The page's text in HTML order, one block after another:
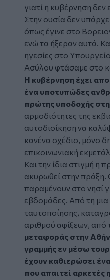
γιατί η κυβέρνηση δεν
Στην ουσία δεν
όπως έγινε στο
ενώ τα ήξεραν αυτά.
ηγεσίες στο
Ασύλου φτάσαμε στο
Η κυβέρνηση έχει
ένα υποτυπώδες
πρώτης υποδοχής
αρμοδιότητες της
αυτοδιοίκηση να
κανένα σχέδιο, μόνο
επικοινωνιακή
Και την ίδια στιγμή η
ακυρωθεί στην πράξη.
παραμένουν στο νησί
εβδομάδες. Από τη μια
ταυτοποίησης,
αριθμού αφίξεων, από
μεταφοράς στην
γραμμής εν μέσω
έχουν καθιερώσει
που απαιτεί αρκετές